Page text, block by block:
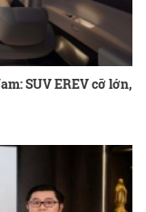
SUV EREV cỡ lớn,